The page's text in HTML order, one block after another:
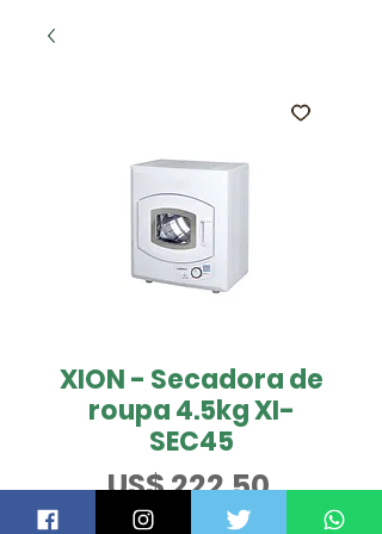
XION - Secadora de
roupa 4.5kg XI-
SEC45
US$ 222,50Preço